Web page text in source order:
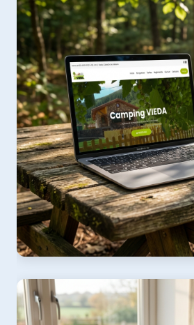
PWA Turística y Marketplace Rural
Ver web
Camping Vieda
Turismo Rural en Picos de Europa